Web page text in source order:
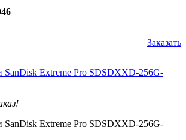
Заказать
SanDisk Extreme Pro SDSDXXD-256G-
SanDisk Extreme Pro SDSDXXD-256G-